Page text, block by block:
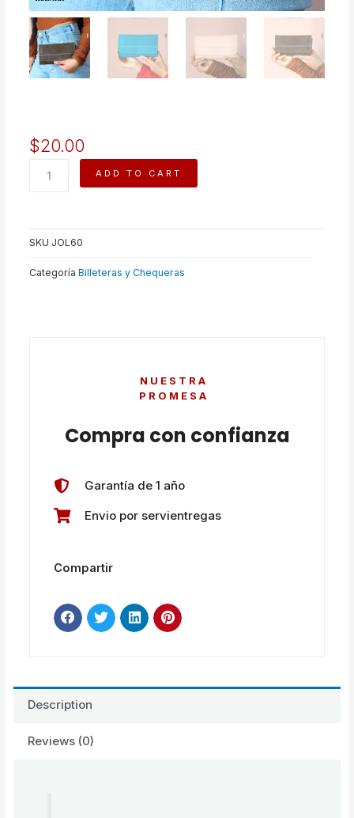
$20.00
ADD TO CART
SKU JOL60
Categoría Billeteras y Chequeras
NUESTRA
PROMESA
Compra con confianza
Garantía de 1 año
Envio por servientregas
Compartir
Description
Reviews (0)